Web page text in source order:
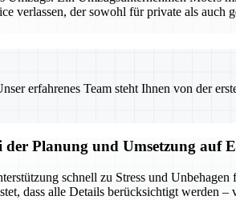
verlassen, der sowohl für private als
erfahrenes Team steht Ihnen von der
Planung und Umsetzung auf
schnell zu Stress und
dass alle Details berücksichtigt werden